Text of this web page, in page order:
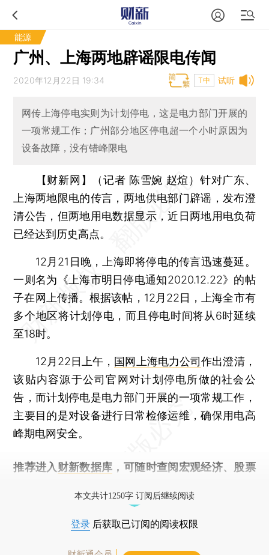
能源
广州、上海两地辟谣限电传闻
试听
2020年12月22日 19:34 T中
网传上海停电实则为计划停电，这是电力部门开展的
一项常规工作；广州部分地区停电超一个小时原因为
设备故障，没有错峰限电
【财新网】（记者 陈雪婉 赵煊） 针对广东、
上海两地限电的传言，两地供电部门辟谣，发布澄
清公告，但两地用电数据显示，近日两地用电负荷
已经达到历史高点。
12月21日晚，上海即将停电的传言迅速蔓延。
一则名为《上海市明日停电通知2020.12.22》的帖
子在网上传播。根据该帖，12月22日，上海全市有
多个地区将计划停电，而且停电时间将从6时延续
至18时。
12月22日上午， 国网上海电力公司作出澄清，
该贴内容源于公司官网对计划停电所做的社会公
告，而计划停电是电力部门开展的一项常规工作，
主要目的是对设备进行日常检修运维，确保用电高
峰期电网安全。
推荐进入 财新数据库 ，可随时查阅宏观经济、股票
本文共计1250字 订阅后继续阅读
登录 后获取已订阅的阅读权限